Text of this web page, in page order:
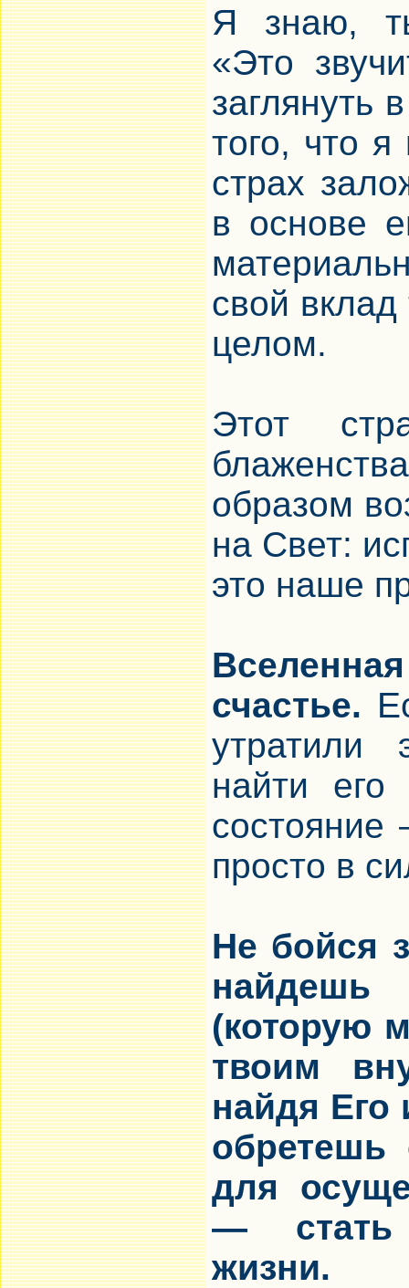
Я знаю,
«Это
заглянуть
того, что
страх
в основе
свой
целом.
Этот
образом
на Свет:
это наше
счастье.
утратили
найти его
просто в
Не бойся
найдешь
(которую
твоим
найдя
обретешь
для
— стать
жизни.